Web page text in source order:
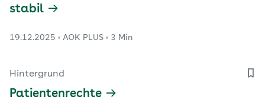
stabil
19.12.2025 AOK PLUS 3 Min
Hintergrund
Patientenrechte